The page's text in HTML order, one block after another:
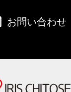
お問い合わせ